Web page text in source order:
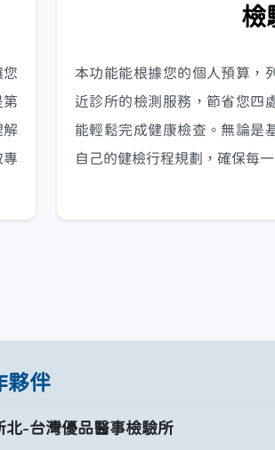
檢
本功能能根據您的個人預算，
近診所的檢測服務，節省您四
能輕鬆完成健康檢查。無論是
自己的健檢行程規劃，確保每
夥伴
北-台灣優品醫事檢驗所